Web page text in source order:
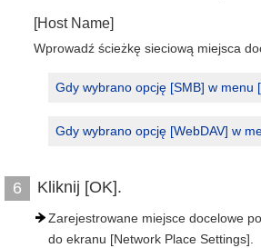
[Host Name]
Wprowadź ścieżkę sieciową miejsca
Gdy wybrano opcję [SMB] w menu
Gdy wybrano opcję [WebDAV] w
6 Kliknij [OK].
Zarejestrowane miejsce docelowe
do ekranu [Network Place Settings].